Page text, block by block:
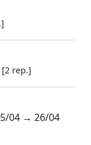
[2 rep.]
04 →26/04